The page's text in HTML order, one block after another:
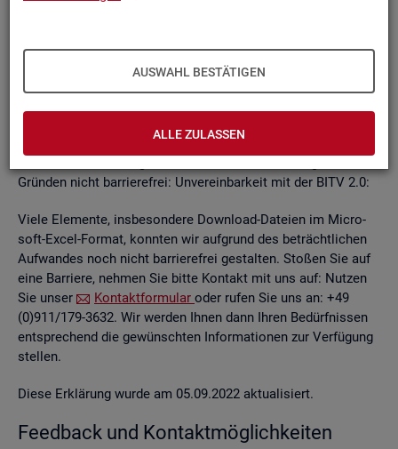
AUSWAHL BESTÄTIGEN
ALLE ZULASSEN
kon­ti­nu­ier­lich durch­ge­führt wer­den.
Die Web­sei­ten sind mit den ge­nann­ten An­for­de­run­gen teil­
Grün­den nicht bar­rie­re­frei: Un­ver­ein­bar­keit mit der BITV 2.0:
Viele Ele­men­te, ins­be­son­de­re Down­load-Da­tei­en im Mi­cro­
soft-Excel-For­mat, konn­ten wir auf­grund des be­trächt­li­chen
Auf­wan­des noch nicht bar­rie­re­frei ge­stal­ten. Sto­ßen Sie auf
eine Bar­rie­re, neh­men Sie bitte Kon­takt mit uns auf: Nut­zen
Sie unser
Kon­takt­for­mu­lar oder rufen Sie uns an: +49
(0)911/179-3632. Wir wer­den Ihnen dann Ihren Be­dürf­nis­sen
ent­spre­chend die ge­wünsch­ten In­for­ma­tio­nen zur Ver­fü­gung
stel­len.
Diese Er­klä­rung wurde am 05.09.2022 ak­tua­li­siert.
Feed­back und Kon­takt­mög­lich­kei­ten